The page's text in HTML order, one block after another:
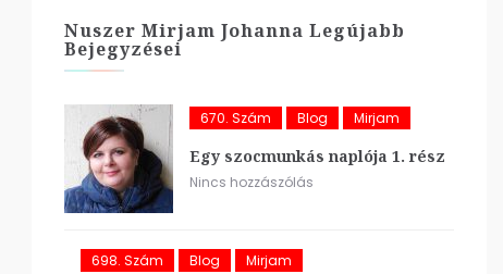
Nuszer Mirjam Johanna Legújabb
Bejegyzései
670. Szám Blog Mirjam
Egy szocmunkás naplója 1. rész
Nincs hozzászólás
698. Szám Blog Mirjam